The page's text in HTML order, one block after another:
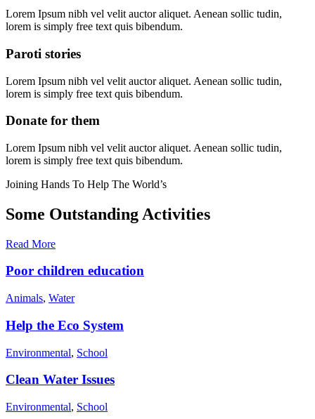
Lorem Ipsum nibh vel velit auctor aliquet. Aenean sollic tudin,
lorem is simply free text quis bibendum.
Paroti stories
Lorem Ipsum nibh vel velit auctor aliquet. Aenean sollic tudin,
lorem is simply free text quis bibendum.
Donate for them
Lorem Ipsum nibh vel velit auctor aliquet. Aenean sollic tudin,
lorem is simply free text quis bibendum.
Joining Hands To Help The World’s
Some Outstanding Activities
Read More
Poor children education
Animals, Water
Help the Eco System
Environmental, School
Clean Water Issues
Environmental, School